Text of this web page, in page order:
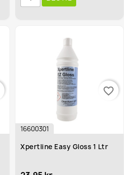
16600301
Xpertline Easy Gloss 1 Ltr
favorite_border